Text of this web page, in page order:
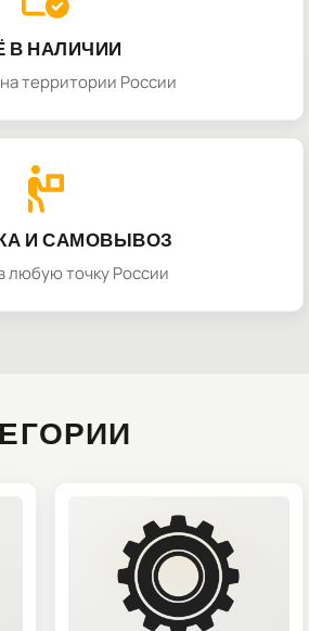
В НАЛИЧИИ
территории России
И САМОВЫВОЗ
любую точку России